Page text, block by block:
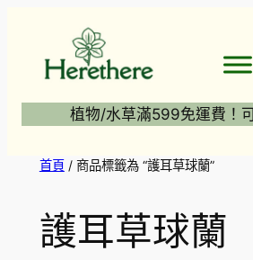
植物/水草滿599免運費！
首頁/ 商品標籤為 “護耳草球蘭”
護耳草球蘭